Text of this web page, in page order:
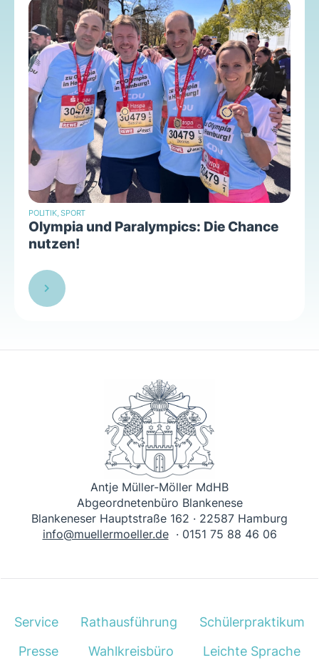
POLITIK,SPORT
Olympia und Paralympics: Die Chance
nutzen!
Antje Müller-Möller MdHB
Abgeordnetenbüro Blankenese
Blankeneser Hauptstraße 162 · 22587 Hamburg
info@muellermoeller.de· 0151 75 88 46 06
Service Rathausführung
Schülerpraktikum
Presse
Wahlkreisbüro Leichte Sprache